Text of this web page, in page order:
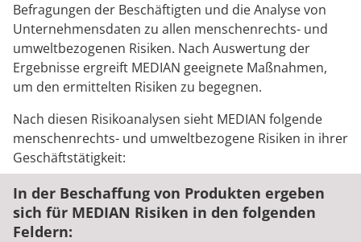
Befragungen der Beschäftigten und die Analyse von
Unternehmensdaten zu allen menschenrechts- und
umweltbezogenen Risiken. Nach Auswertung der
Ergebnisse ergreift MEDIAN geeignete Maßnahmen,
um den ermittelten Risiken zu begegnen.
Nach diesen Risikoanalysen sieht MEDIAN folgende
menschenrechts- und umweltbezogene Risiken in ihrer
Geschäftstätigkeit:
In der Beschaffung von Produkten ergeben
sich für MEDIAN Risiken in den folgenden
Feldern: